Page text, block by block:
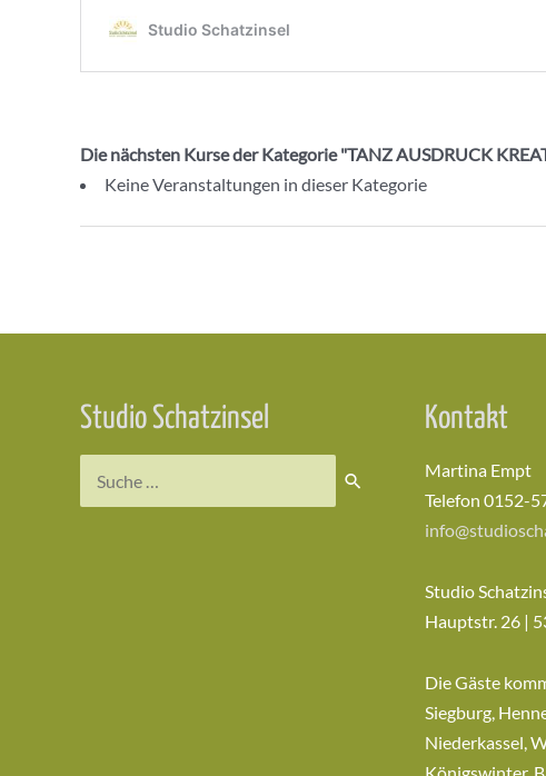
Die nächsten Kurse der Kategorie "TANZ AUSDRUCK
Keine Veranstaltungen in dieser Kategorie
Studio Schatzinsel Kontakt
Martina Empt
Telefon 0152-
Studio
Hauptstr. 26 |
Die Gäste
Siegburg,
Niederkassel,